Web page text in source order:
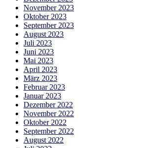
November 2023
Oktober 2023
September 2023
August 2023
Juli 2023
Juni 2023
Mai 2023
April 2023
März 2023
Februar 2023
Januar 2023
Dezember 2022
November 2022
Oktober 2022
September 2022
August 2022